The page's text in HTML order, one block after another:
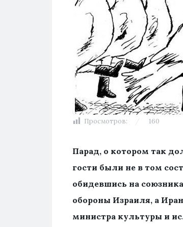
Просмотров: 160
Парад, о котором так
гости были не в том
обидевшись на
обороны Израиля, а
министра культуры и